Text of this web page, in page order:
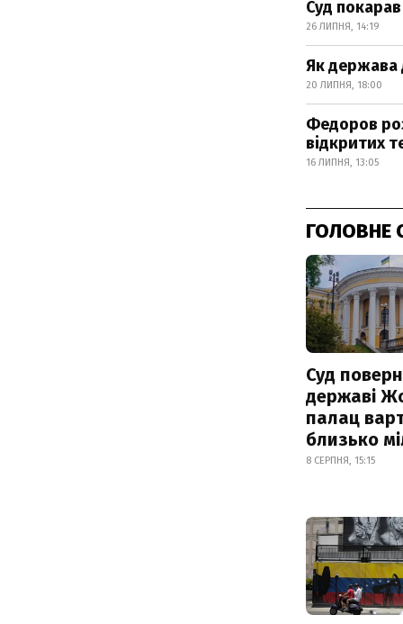
Суд
26 ЛИПНЯ, 14:19
Як держава
20 ЛИПНЯ, 18:00
Федоров
відкритих
16 ЛИПНЯ, 13:05
ГОЛОВНЕ
Суд
державі
палац
близько
8 СЕРПНЯ, 15:15